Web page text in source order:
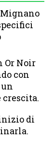
Or Noir
con
crescita.
inizio di